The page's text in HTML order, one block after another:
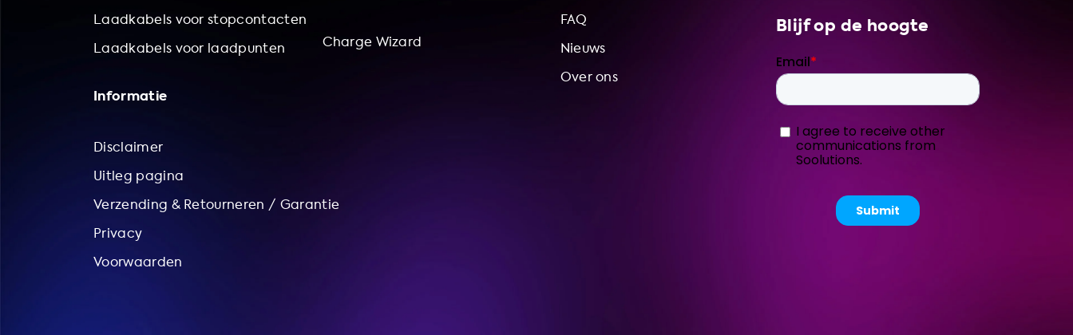
Laadkabels voor stopcontacten
Laadkabels voor laadpunten
Charge Wizard
FAQ
Nieuws
Over ons
Informatie
Disclaimer
Uitleg pagina
Verzending & Retourneren / Garantie
Privacy
Voorwaarden
Blijf op de hoogte